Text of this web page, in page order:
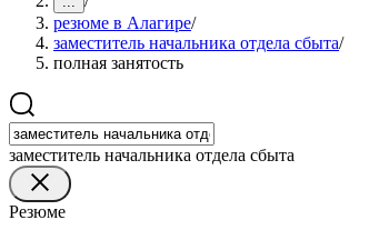
резюме в Алагире/
заместитель начальника отдела сбыта/
полная занятость
заместитель начальника отдела сбыта
Резюме